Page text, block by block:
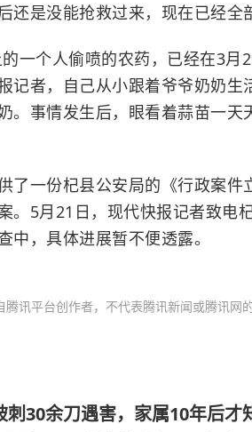
还是没能抢救过来，现在已经全
一个人偷喷的农药，已经在3月
记者，自己从小跟着爷爷奶奶
。事情发生后，眼看着蒜苗一
了一份杞县公安局的《行政案件
。5月21日，现代快报记者致电
中，具体进展暂不便透露。
讯平台创作者，不代表腾讯新闻或腾讯网
刺30余刀遇害，家属10年后才